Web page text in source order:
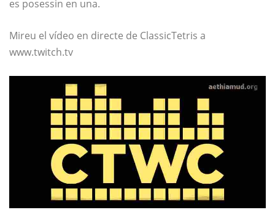
es posessin en una.
Mireu el vídeo en directe de ClassicTetris a
www.twitch.tv